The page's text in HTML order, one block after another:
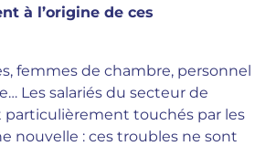
à l’origine de ces
femmes de chambre, personnel
Les salariés du secteur de
particulièrement touchés par les
nouvelle : ces troubles ne sont